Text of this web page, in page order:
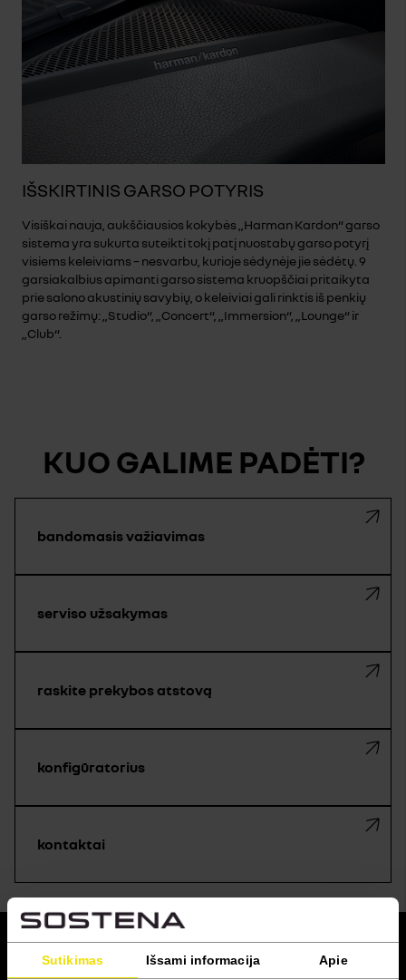
Sutikimas Išsami informacija Apie
IŠSKIRTINIS GARSO POTYRIS
Visiškai nauja, aukščiausios kokybės „Harman Kardon“ garso
sistema yra sukurta suteikti tokį patį nuostabų garso potyrį
visiems keleiviams – nesvarbu, kurioje sėdynėje jie sėdėtų. 9
garsiakalbius apimanti garso sistema kruopščiai pritaikyta
prie salono akustinių savybių, o keleiviai gali rinktis iš penkių
garso režimų: „Studio“, „Concert“, „Immersion“, „Lounge“ ir
„Club“.
KUO GALIME PADĖTI?
bandomasis važiavimas
serviso užsakymas
raskite prekybos atstovą
konfigūratorius
kontaktai
grįžti į viršų